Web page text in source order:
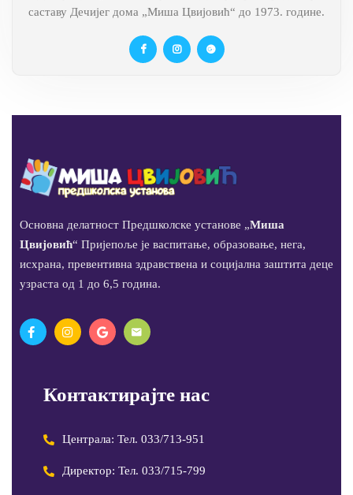
саставу Дечијег дома „Миша Цвијовић“ до 1973. године.
Основна делатност Предшколске установе „Миша
Цвијовић“ Пријепоље је васпитање, образовање, нега,
исхрана, превентивна здравствена и социјална заштита деце
узраста од 1 до 6,5 година.
Контактирајте нас
Централа: Тел. 033/713-951
Директор: Тел. 033/715-799